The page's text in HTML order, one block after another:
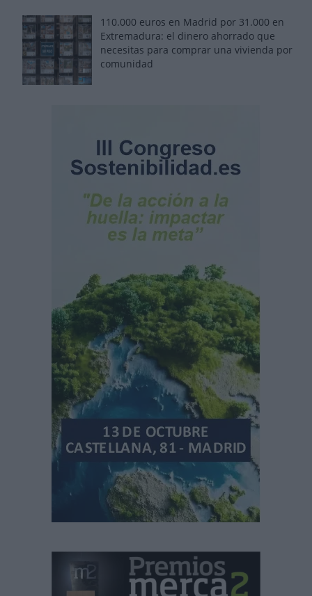
110.000 euros en Madrid por 31.000 en
Extremadura: el dinero ahorrado que
necesitas para comprar una vivienda por
comunidad